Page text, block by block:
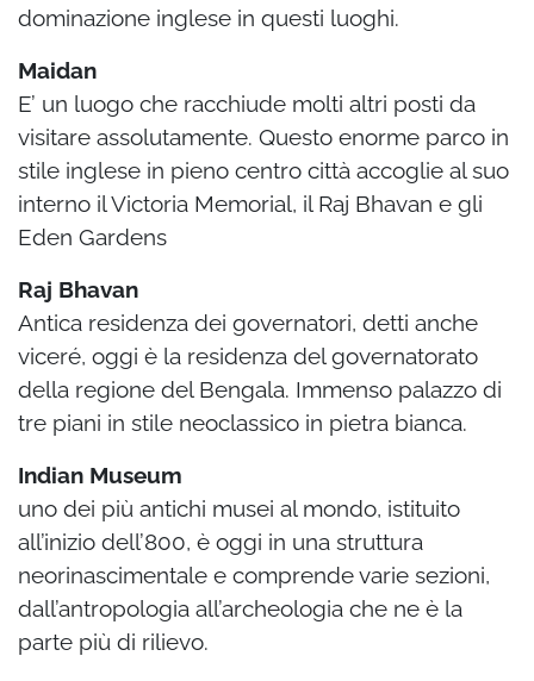
dominazione inglese in questi luoghi.
Maidan
E’ un luogo che racchiude molti altri posti da
visitare assolutamente. Questo enorme parco in
stile inglese in pieno centro città accoglie al suo
interno il Victoria Memorial, il Raj Bhavan e gli
Eden Gardens
Raj Bhavan
Antica residenza dei governatori, detti anche
viceré, oggi è la residenza del governatorato
della regione del Bengala. Immenso palazzo di
tre piani in stile neoclassico in pietra bianca.
Indian Museum
uno dei più antichi musei al mondo, istituito
all’inizio dell’800, è oggi in una struttura
neorinascimentale e comprende varie sezioni,
dall’antropologia all’archeologia che ne è la
parte più di rilievo.